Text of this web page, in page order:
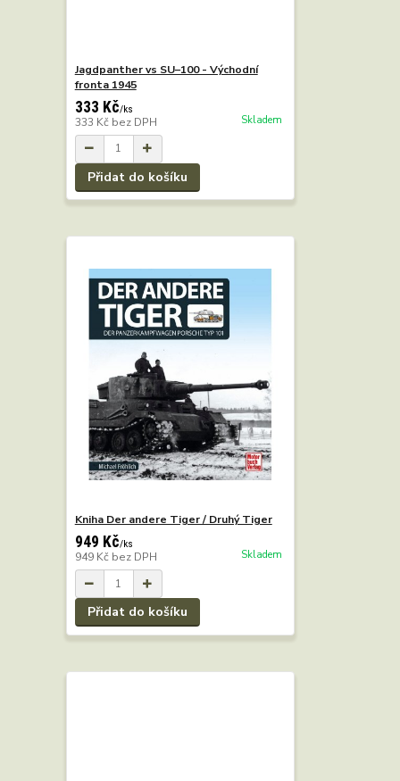
Jagdpanther vs SU–100 - Východní
fronta 1945
333 Kč/ks
333 Kč bez DPH Skladem
Přidat do košíku
Kniha Der andere Tiger / Druhý Tiger
949 Kč/ks
949 Kč bez DPH Skladem
Přidat do košíku